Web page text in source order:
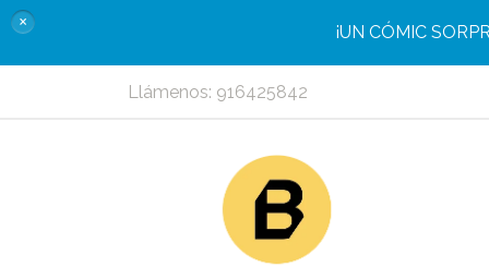
¡UN CÓMIC
×
Llámenos: 916425842